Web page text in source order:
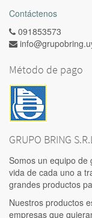
Contáctenos
091853573
Método de pago
GRUPO BRING
Somos un equipo de
vida de cada uno a
grandes productos
Nuestros productos
empresas que